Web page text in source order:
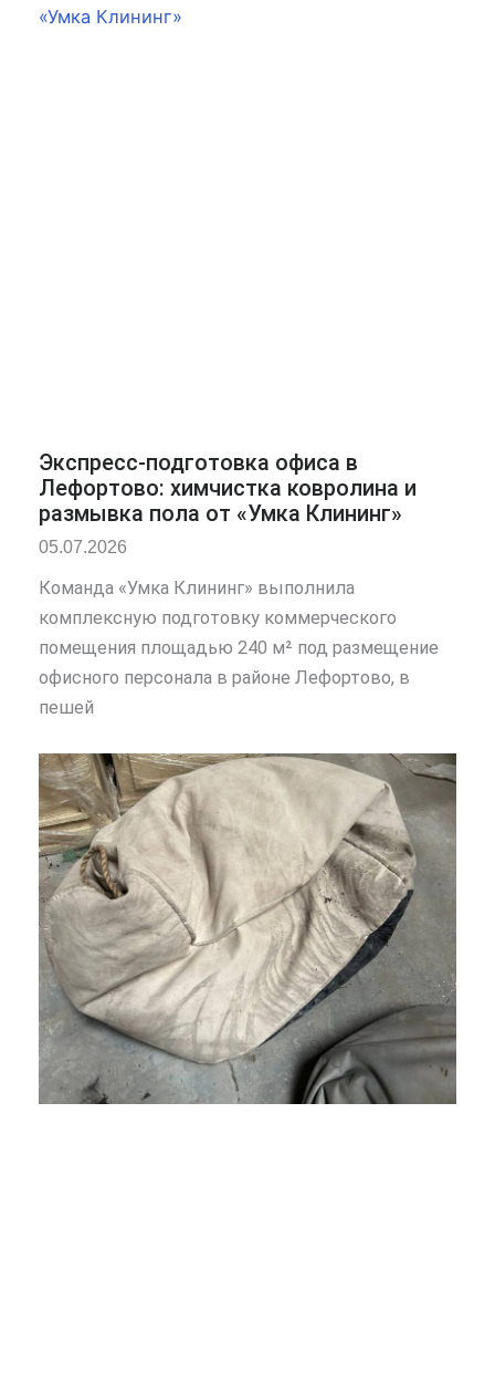
Экспресс-подготовка офиса в
Лефортово: химчистка ковролина и
размывка пола от «Умка Клининг»
05.07.2026
Команда «Умка Клининг» выполнила
комплексную подготовку коммерческого
помещения площадью 240 м² под размещение
офисного персонала в районе Лефортово, в
пешей